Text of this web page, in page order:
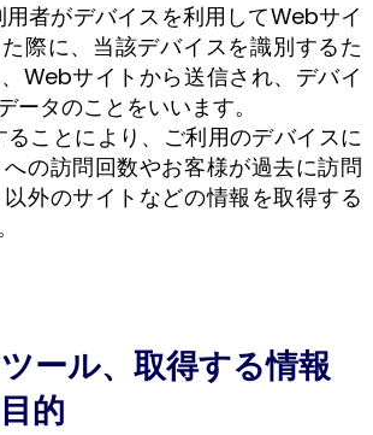
者がデバイスを利用してWebサイ
際に、当該デバイスを識別するた
Webサイトから送信され、デバイ
ータのことをいいます。
ことにより、ご利用のデバイスに
の訪問回数やお客様が過去に訪問
外のサイトなどの情報を取得する
ール、取得する情報
的